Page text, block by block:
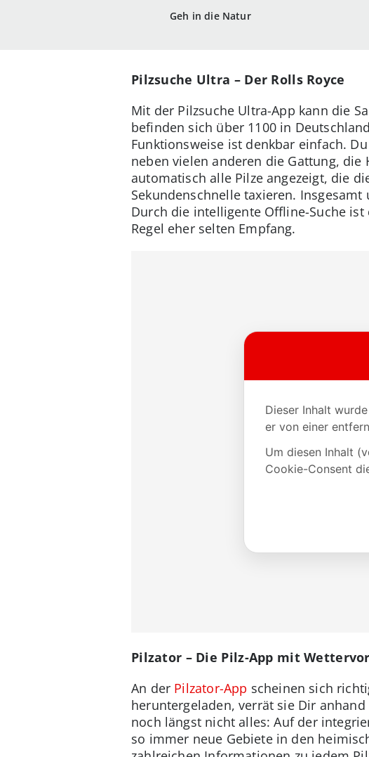
Geh in die Natur
Pilzsuche Ultra – Der Rolls Royce
Mit der Pilzsuche Ultra-App kann die
befinden sich über 1100 in
Funktionsweise ist denkbar einfach.
neben vielen anderen die Gattung,
automatisch alle Pilze angezeigt, die
Sekundenschnelle taxieren.
Durch die intelligente Offline-Suche
Regel eher selten Empfang.
Pilzator – Die Pilz-App mit
An der Pilzator-App scheinen sich
heruntergeladen, verrät sie Dir
noch längst nicht alles: Auf der
so immer neue Gebiete in den